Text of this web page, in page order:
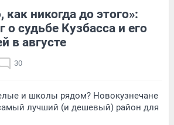
как никогда до этого»:
о судьбе Кузбасса и его
в августе
30
и школы рядом? Новокузнечане
лучший (и дешевый) район для